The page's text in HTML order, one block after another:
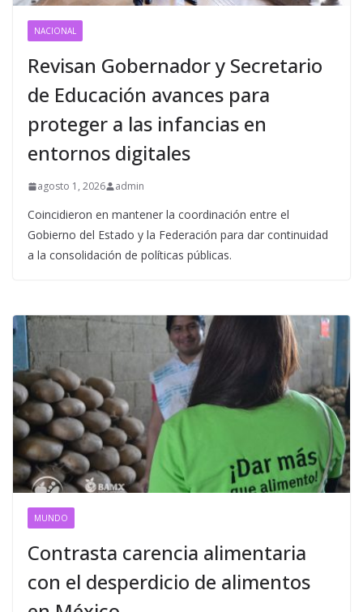
NACIONAL
Revisan Gobernador y Secretario
de Educación avances para
proteger a las infancias en
entornos digitales
agosto 1, 2026 admin
Coincidieron en mantener la coordinación entre el
Gobierno del Estado y la Federación para dar continuidad
a la consolidación de políticas públicas.
MUNDO
Contrasta carencia alimentaria
con el desperdicio de alimentos